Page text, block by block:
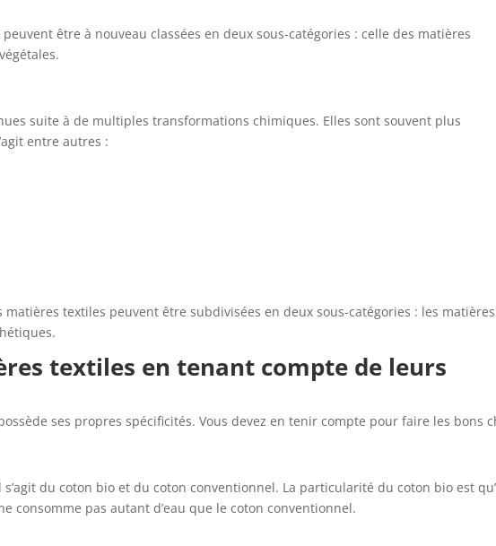
être à nouveau classées en deux sous-catégories : celle des matières
suite à de multiples transformations chimiques. Elles sont souvent plus
entre autres :
matières textiles peuvent être subdivisées en deux sous-catégories : les matières
textiles en tenant compte de leurs
ses propres spécificités. Vous devez en tenir compte pour faire les bons
du coton bio et du coton conventionnel. La particularité du coton bio est
consomme pas autant d’eau que le coton conventionnel.